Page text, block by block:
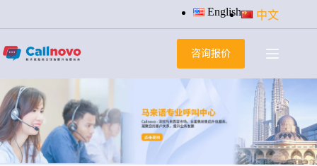
过
容
English 中文
咨询报价